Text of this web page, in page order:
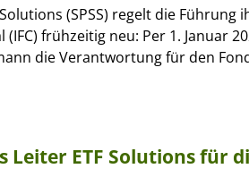
(SPSS) regelt die Führung
(IFC) frühzeitig neu: Per 1. Januar
die Verantwortung für den
ETF Solutions für